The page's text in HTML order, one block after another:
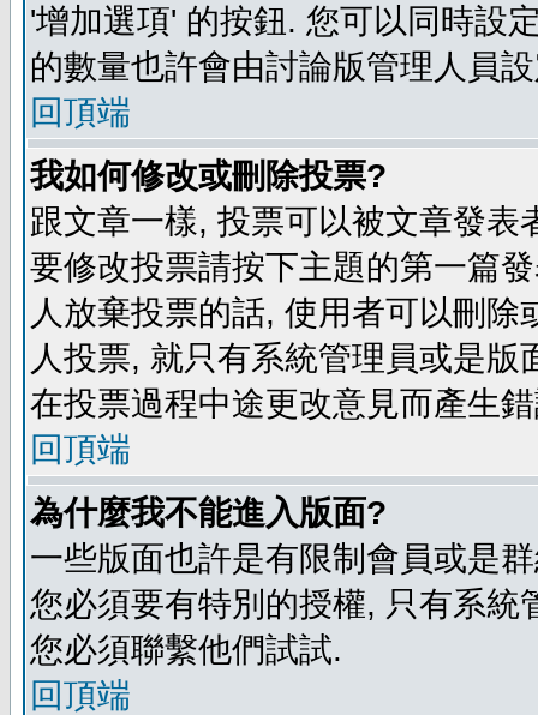
'增加選項' 的按鈕. 您可以同時設
的數量也許會由討論版管理人員
回頂端
我如何修改或刪除投票?
跟文章一樣, 投票可以被文章發
要修改投票請按下主題的第一篇
人放棄投票的話, 使用者可以刪
人投票, 就只有系統管理員或是
在投票過程中途更改意見而產生
回頂端
為什麼我不能進入版面?
一些版面也許是有限制會員或是
您必須要有特別的授權, 只有系
您必須聯繫他們試試.
回頂端